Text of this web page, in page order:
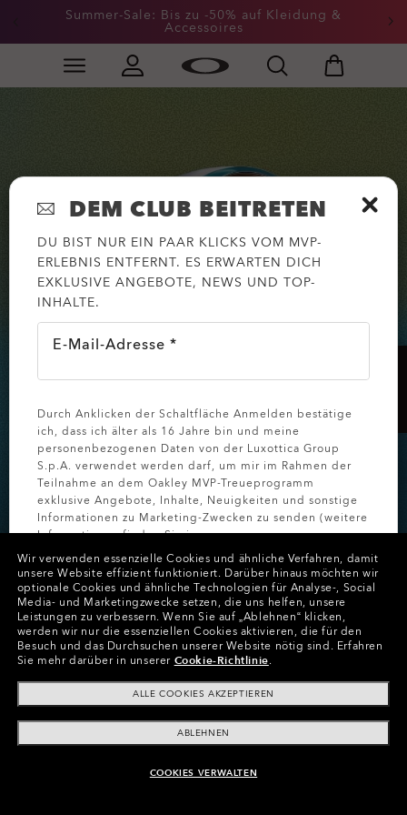
Skip to
Summer-Sale: Bis zu -50% auf Kleidung &
Accessoires
Slide 2 of 3. Summer-Sale: Bis zu -50% auf Kleidung &
-20% AUF CUSTOM-
BRILLEN
Erhalte für kurze Zeit Rabatte auf personalisierte
Modelle.
Wir verwenden essenzielle Cookies und ähnliche Verfahren, damit
unsere Website effizient funktioniert. Darüber hinaus möchten wir
optionale Cookies und ähnliche Technologien für Analyse-, Social
Media- und Marketingzwecke setzen, die uns helfen, unsere
Leistungen zu verbessern. Wenn Sie auf „Ablehnen“ klicken,
werden wir nur die essenziellen Cookies aktivieren, die für den
Besuch und das Durchsuchen unserer Website nötig sind. Erfahren
Sie mehr darüber in unserer Cookie-Richtlinie.
ALLE COOKIES AKZEPTIEREN
ABLEHNEN
COOKIES VERWALTEN
DEM CLUB BEITRETEN
DU BIST NUR EIN PAAR KLICKS VOM MVP-
ERLEBNIS ENTFERNT. ES ERWARTEN DICH
EXKLUSIVE ANGEBOTE, NEWS UND TOP-
INHALTE.
E-Mail-Adresse *
Durch Anklicken der Schaltfläche Anmelden bestätige
ich, dass ich älter als 16 Jahre bin und meine
personenbezogenen Daten von der Luxottica Group
S.p.A. verwendet werden darf, um mir im Rahmen der
Teilnahme an dem Oakley MVP-Treueprogramm
exklusive Angebote, Inhalte, Neuigkeiten und sonstige
Informationen zu Marketing-Zwecken zu senden (weitere
Informationen finden Sie in unserer
Datenschutzbestimmungen ).
MELDEN SIE